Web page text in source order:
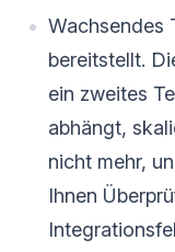
Wachsendes
bereitstellt.
ein zweites
abhängt,
nicht mehr,
Ihnen